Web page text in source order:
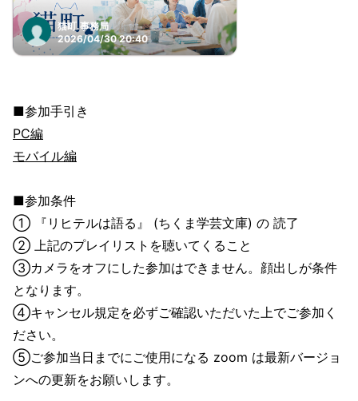
猫町.事務局
2026/04/30 20:40
■参加手引き
PC編
モバイル編
■参加条件
① 『リヒテルは語る』 (ちくま学芸文庫) の 読了
② 上記のプレイリストを聴いてくること
③カメラをオフにした参加はできません。顔出しが条件
となります。
④キャンセル規定を必ずご確認いただいた上でご参加く
ださい。
⑤ご参加当日までにご使用になる zoom は最新バージョ
ンへの更新をお願いします。